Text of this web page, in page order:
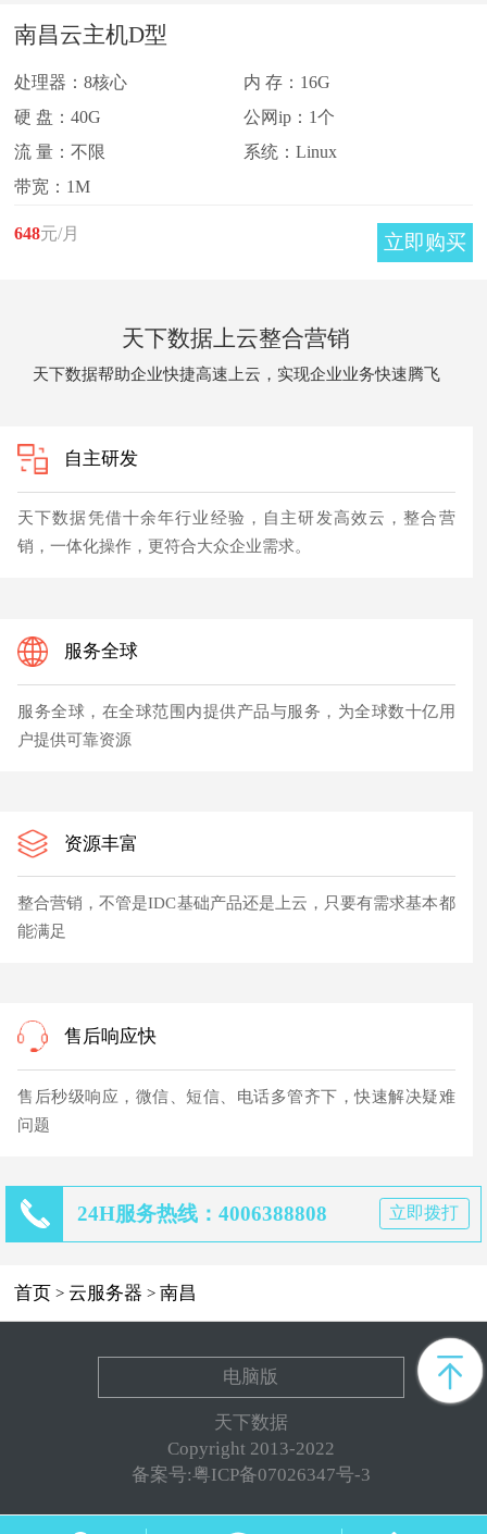
南昌云主机D型
处理器：8核心
硬 盘：40G
流 量：不限
带宽：1M
内 存：16G
公网ip：1个
系统：Linux
648元/月 立即购买
天下数据上云整合营销
天下数据帮助企业快捷高速上云，实现企业业务快速腾飞
自主研发
天下数据凭借十余年行业经验，自主研发高效云，整合营
销，一体化操作，更符合大众企业需求。
服务全球
服务全球，在全球范围内提供产品与服务，为全球数十亿用
户提供可靠资源
资源丰富
整合营销，不管是IDC基础产品还是上云，只要有需求基本都
能满足
售后响应快
售后秒级响应，微信、短信、电话多管齐下，快速解决疑难
问题
24H服务热线：4006388808 立即拨打
首页 > 云服务器 >南昌
电脑版
天下数据
Copyright 2013-2022
备案号:粤ICP备07026347号-3